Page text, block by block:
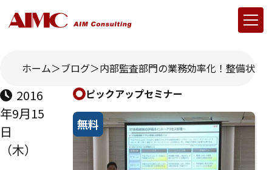
ホーム ブログ 内部監査部門の業務効率化！整備状況
2016
年9月15
日
（木）
ピックアップセミナー
無料